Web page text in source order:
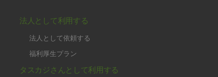
法人として利用する
法人として依頼する
福利厚生プラン
タスカジさんとして利用する